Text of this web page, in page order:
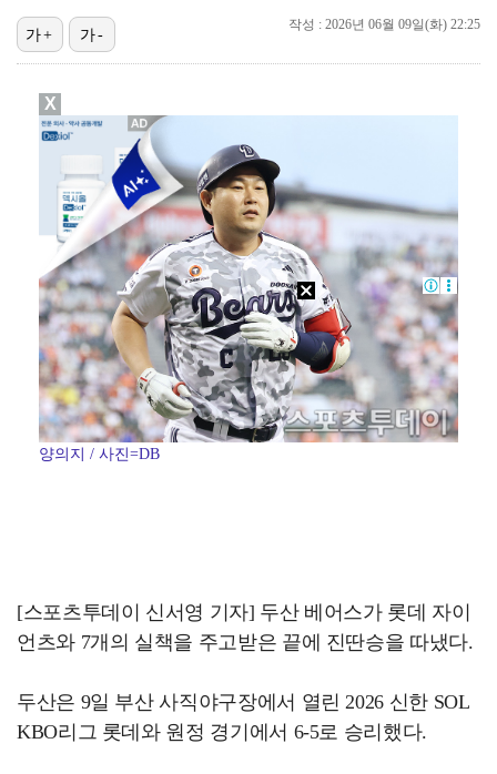
[ST포토] 장은수, KLPGA 첫 우승
[ST포토] 아현-치키타, 손가락 앙 물고
[ST포토] 장은수, 우승 축하 물세례
[ST포토] 장은수, 제주 삼다수 마스터즈 우승
[ST포토] 장은수, 10년만에 첫 우승
작성 : 2026년 06월 09일(화) 22:25
가+ 가-
양의지 / 사진=DB
[스포츠투데이 신서영 기자] 두산 베어스가 롯데 자이
언츠와 7개의 실책을 주고받은 끝에 진딴승을 따냈다.
두산은 9일 부산 사직야구장에서 열린 2026 신한 SOL
KBO리그 롯데와 원정 경기에서 6-5로 승리했다.
X